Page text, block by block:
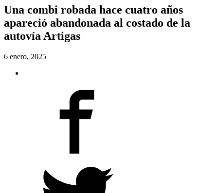
Una combi robada hace cuatro años
apareció abandonada al costado de la
autovía Artigas
6 enero, 2025